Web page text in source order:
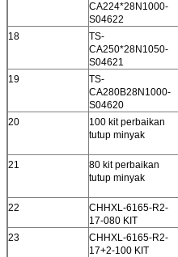
CA224*28N1000-
S04622
18
TS-
CA250*28N1050-
S04621
19
TS-
CA280B28N1000-
S04620
20
100 kit perbaikan
tutup minyak
21
80 kit perbaikan
tutup minyak
22
CHHXL-6165-R2-
17-080 KIT
23
CHHXL-6165-R2-
17+2-100 KIT